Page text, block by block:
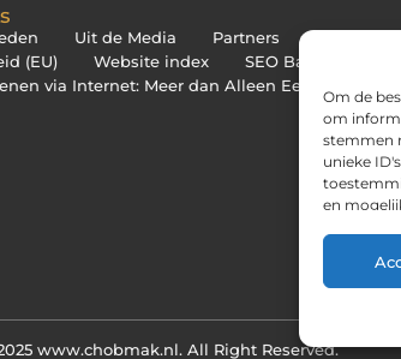
Om de
om
stemmen
unieke
en
Uit de Media Partners
(EU)
Website index
SEO Backlinks
via Internet: Meer dan Alleen Een
www.chobmak.nl. All Right Reserved.